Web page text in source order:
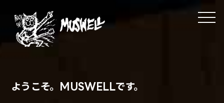
ようこそ。MUSWELLです。